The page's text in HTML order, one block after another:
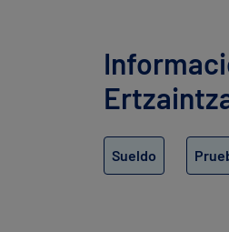
Sueldo